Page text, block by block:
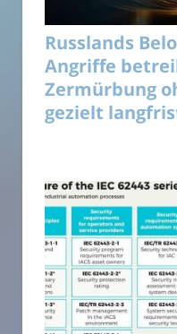
Russlands
Angriffe
Zermürbung
gezielt